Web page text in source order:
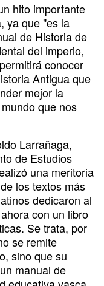
hito importante
ya que "es la
de Historia de
del imperio,
conocer
Antigua que
mejor la
que nos
Larrañaga,
de Estudios
una meritoria
los textos más
dedicaron al
con un libro
Se trata, por
se remite
sino que su
manual de